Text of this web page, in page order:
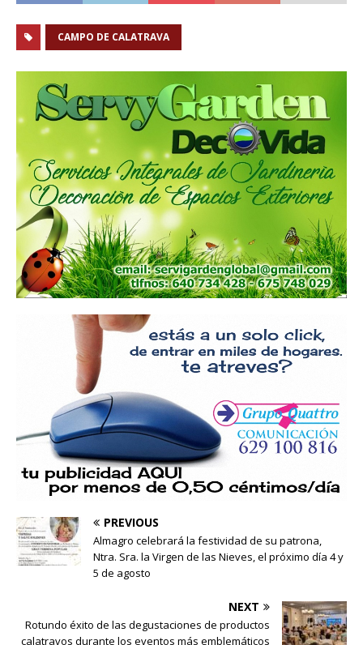
CAMPO DE CALATRAVA
PREVIOUS
Almagro celebrará la festividad de su patrona,
Ntra. Sra. la Virgen de las Nieves, el próximo día 4 y
5 de agosto
NEXT
Rotundo éxito de las degustaciones de productos
calatravos durante los eventos más emblemáticos